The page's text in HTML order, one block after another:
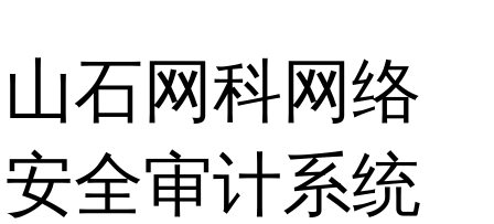
山石网科网络
安全审计系统